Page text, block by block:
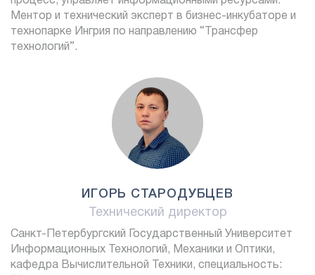
Ментор и технический эксперт в бизнес-инкубаторе и
технопарке Ингрия по направлению “Трансфер
технологий”.
ИГОРЬ СТАРОДУБЦЕВ
Технический директор
Санкт-Петербургский Государственный Университет
Информационных Технологий, Механики и Оптики,
кафедра Вычислительной Техники, специальность: